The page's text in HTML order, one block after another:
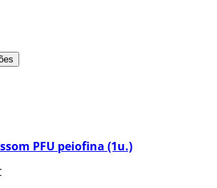
PFU peiofina (1u.)